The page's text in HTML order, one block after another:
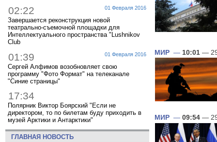
01 Февраля 2016
02:22
Завершается реконструкция новой
театрально-съемочной площадки для
Интеллектуального пространства "Lushnikov
Club
01 Февраля 2016
01:39
Сергей Алфимов возобновляет свою
программу "Фото Формат" на телеканале
"Синие страницы"
17:34
Полярник Виктор Боярский "Если не
директором, то по билетам буду приходить в
музей Арктики и Антарктики"
ГЛАВНАЯ НОВОСТЬ
МИР — 10:01 —
МИР — 09:54 —